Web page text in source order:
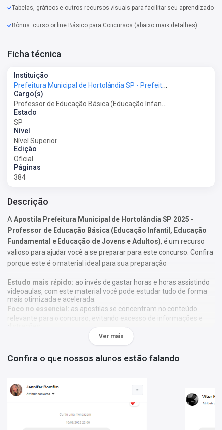
Tabelas, gráficos e outros recursos visuais para facilitar seu aprendizado
Bônus: curso online Básico para Concursos (abaixo mais detalhes)
Ficha técnica
Instituição
Prefeitura Municipal de Hortolândia SP - Prefeitura de Hortolândia SP
Cargo(s)
Professor de Educação Básica (Educação Infantil, Educação Fundamental e Educação de Jovens e Adultos)
Estado
SP
Nível
Nível Superior
Edição
Oficial
Páginas
384
Descrição
A Apostila Prefeitura Municipal de Hortolândia SP 2025 -
Professor de Educação Básica (Educação Infantil, Educação
Fundamental e Educação de Jovens e Adultos), é um recurso
valioso para ajudar você a se preparar para este concurso. Confira
porque este é o material ideal para sua preparação:
Estudo mais rápido: ao invés de gastar horas e horas assistindo
videoaulas, com este material você pode estudar tudo de forma
mais otimizada e acelerada.
Foco no essencial: as apostilas se concentram no conteúdo
relevante para o concurso, evitando excesso de informações e
distrações.
nossa metodologia é única, contando com
diversos recursos de aprendizagem que irão acelerar seu
aprendizado, gráficos, tabelas e destaques do que é mais
importante e conteúdo direto ao ponto.
Professor de Educação Básica (Educação Infantil, Educação
Fundamental e Educação de Jovens e Adultos)
foi elaborada de
cada matéria e com larga experiência em concursos.
Ver mais
Confira o que nossos alunos estão falando